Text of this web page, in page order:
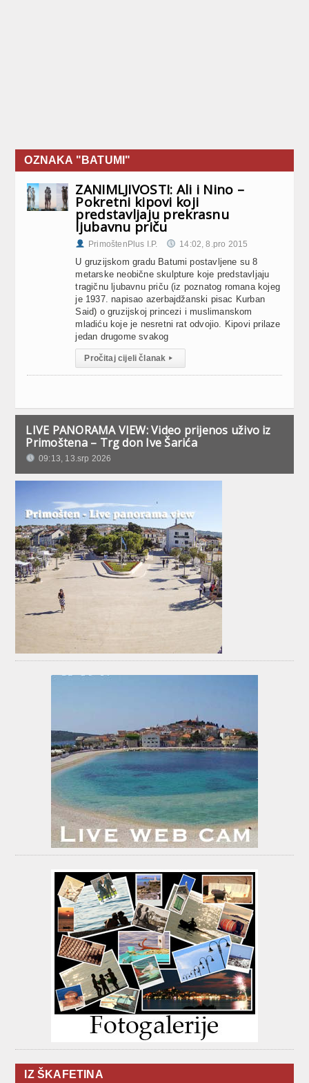
OZNAKA "BATUMI"
ZANIMLJIVOSTI: Ali i Nino –
Pokretni kipovi koji
predstavljaju prekrasnu
ljubavnu priču
PrimoštenPlus I.P. 14:02, 8.pro 2015
U gruzijskom gradu Batumi postavljene su 8
metarske neobične skulpture koje predstavljaju
tragičnu ljubavnu priču (iz poznatog romana kojeg
je 1937. napisao azerbajdžanski pisac Kurban
Said) o gruzijskoj princezi i muslimanskom
mladiću koje je nesretni rat odvojio. Kipovi prilaze
jedan drugome svakog
Pročitaj cijeli članak ▸
LIVE PANORAMA VIEW: Video prijenos uživo iz
Primoštena – Trg don Ive Šarića
09:13, 13.srp 2026
IZ ŠKAFETINA